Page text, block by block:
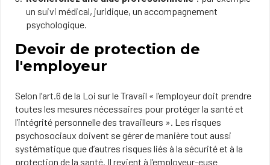
un suivi médical, juridique, un accompagnement
psychologique.
Devoir de protection de
l'employeur
Selon l’art.6 de la Loi sur le Travail « l’employeur doit prendre
toutes les mesures nécessaires pour protéger la santé et
l’intégrité personnelle des travailleurs ». Les risques
psychosociaux doivent se gérer de manière tout aussi
systématique que d’autres risques liés à la sécurité et à la
protection de la santé. Il revient à l’employeur-euse